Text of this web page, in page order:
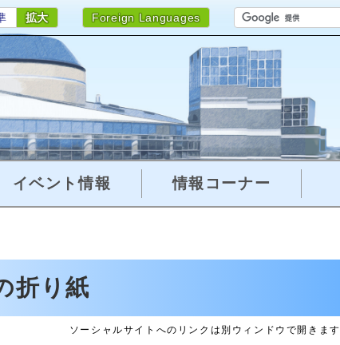
拡大 Foreign Languages
イベント情報 情報コーナー
折り紙
ソーシャルサイトへのリンクは別ウィンドウで開きます